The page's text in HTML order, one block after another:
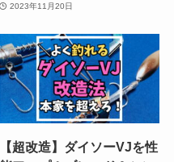
2023年11月20日
【超改造】ダイソーVJを性